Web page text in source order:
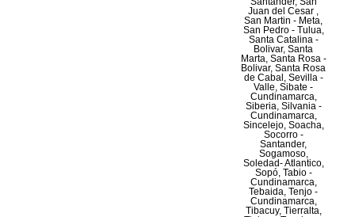
Juan del Cesar ,
San Martin - Meta,
San Pedro - Tulua,
Santa Catalina -
Bolivar, Santa
Marta, Santa Rosa -
Bolivar, Santa Rosa
de Cabal, Sevilla -
Valle, Sibate -
Cundinamarca,
Siberia, Silvania -
Cundinamarca,
Sincelejo, Soacha,
Socorro -
Santander,
Sogamoso,
Soledad- Atlantico,
Sopó, Tabio -
Cundinamarca,
Tebaida, Tenjo -
Cundinamarca,
Tibacuy, Tierralta,